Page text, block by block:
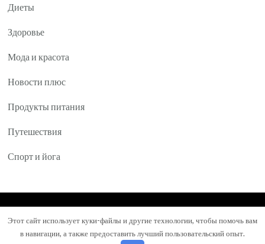
Диеты
Здоровье
Мода и красота
Новости плюс
Продукты питания
Путешествия
Спорт и йога
Mental Health Coach | Разработана
Blossom
Этот сайт использует куки-файлы и другие технологии, чтобы помочь вам
в навигации, а также предоставить лучший пользовательский опыт.